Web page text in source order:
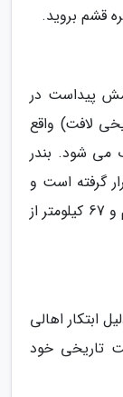
قشم بروید.
پیداست در
لافت) واقع
می شود. بندر
گرفته است و
تقریبا 30 کیلومتر از فرودگاه بین المللی قشم و 67 کیلومتر از
ابتکار اهالی
تاریخی خود